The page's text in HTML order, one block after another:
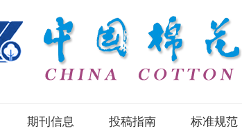
期刊信息 投稿指南 标准规范